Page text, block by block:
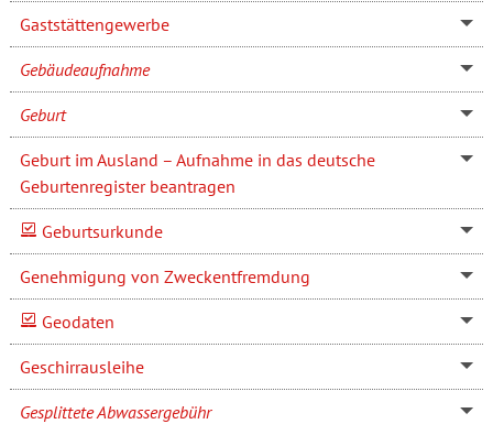
Gaststättengewerbe
Gebäudeaufnahme
Geburt
Geburt im Ausland – Aufnahme in das deutsche
Geburtenregister beantragen
Geburtsurkunde
Genehmigung von Zweckentfremdung
Geodaten
Geschirrausleihe
Gesplittete Abwassergebühr